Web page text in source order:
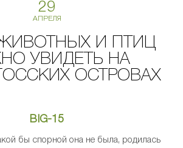
29
АПРЕЛЯ
И ПТИЦ
УВИДЕТЬ НА
ОСТРОВАХ
BIG-15
бы спорной она не была, родилась